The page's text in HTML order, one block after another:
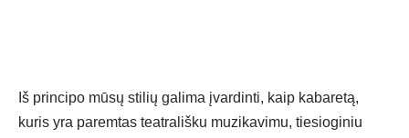
Iš principo mūsų stilių galima įvardinti, kaip kabaretą,
kuris yra paremtas teatrališku muzikavimu, tiesioginiu